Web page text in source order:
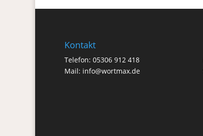
Kontakt
Telefon: 05306 912 418
Mail: info@wortmax.de